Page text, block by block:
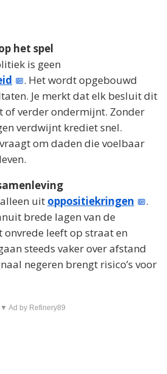
het spel
is geen
. Het wordt opgebouwd
Je merkt dat elk besluit dit
of verder ondermijnt. Zonder
verdwijnt krediet snel.
om daden die voelbaar
uit oppositiekringen
.
brede lagen van de
onvrede leeft op straat en
steeds vaker over afstand
negeren brengt risico’s voor
▼ Ad by Refinery89